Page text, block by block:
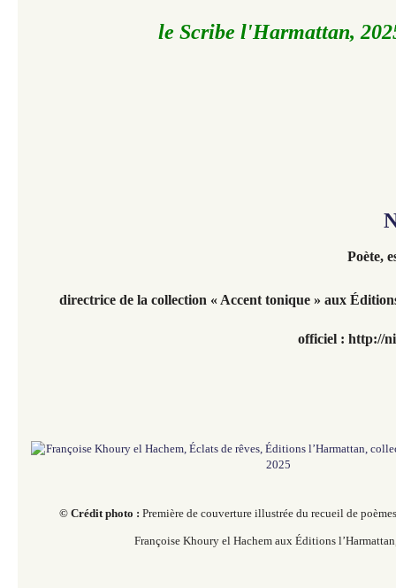
le Scribe l'Harmattan,
Poète,
directrice de la collection « Accent tonique » aux
officiel : http://
© Crédit photo : Première de couverture illustrée du recueil de
Françoise Khoury el Hachem aux Éditions